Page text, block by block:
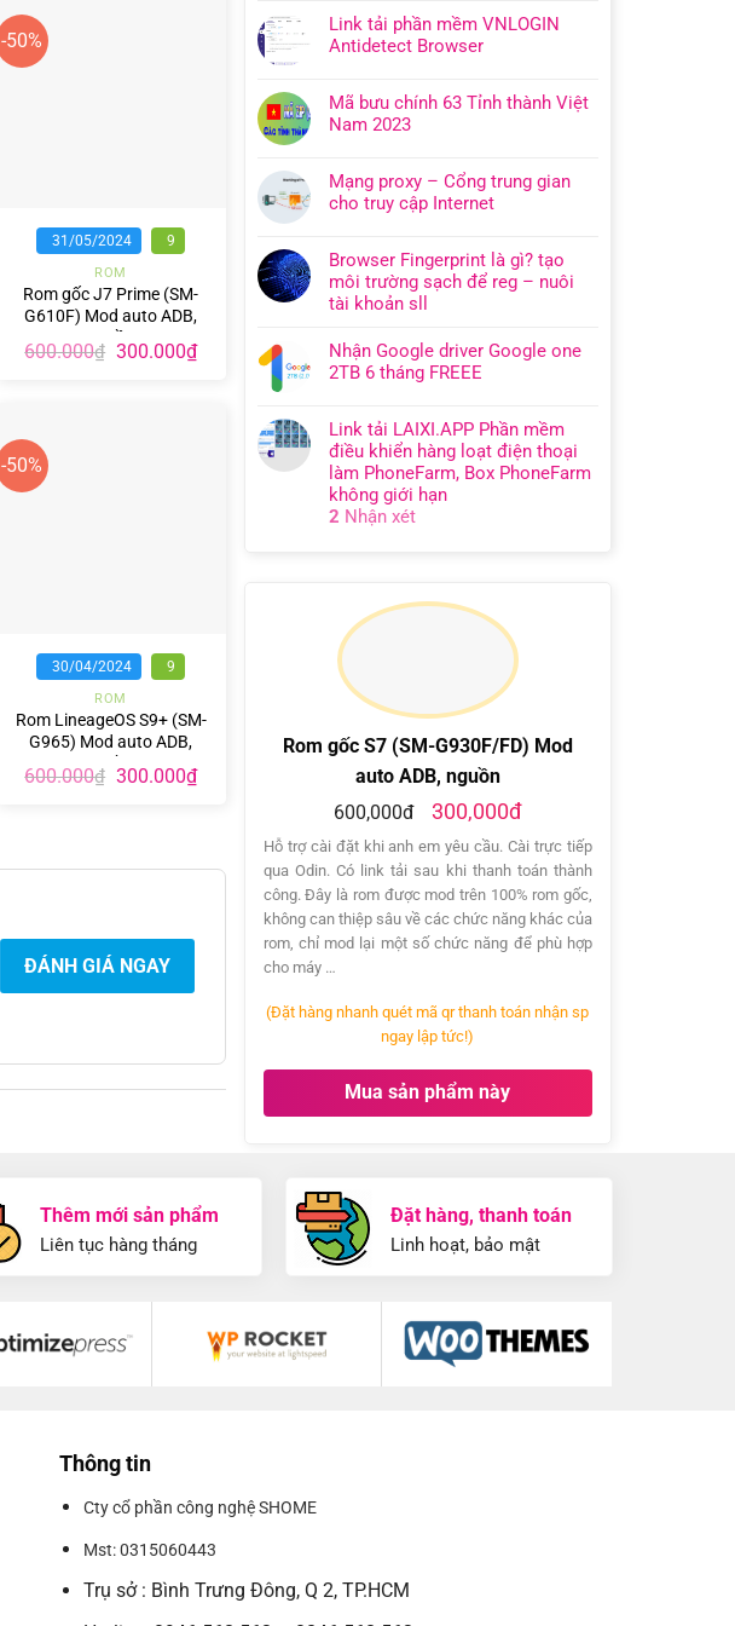
-50%
31/05/2024 9
ROM
Rom gốc J7 Prime (SM-
G610F) Mod auto ADB,
nguồn
600.000₫ Giá
300.000₫Giá
hiện
300.000₫.
-50%
30/04/2024 9
ROM
Rom LineageOS S9+ (SM-
G965) Mod auto ADB,
nguồn
600.000₫ Giá
300.000₫Giá
300.000₫.
ĐÁNH GIÁ NGAY
Link tải phần mềm VNLOGIN
Antidetect Browser
Mã bưu chính 63 Tỉnh thành Việt
Nam 2023
Mạng proxy – Cổng trung gian
cho truy cập Internet
Browser Fingerprint là gì? tạo
môi trường sạch để reg – nuôi
tài khoản sll
Nhận Google driver Google one
2TB 6 tháng FREEE
Link tải LAIXI.APP Phần mềm
điều khiển hàng loạt điện thoại
làm PhoneFarm, Box PhoneFarm
không giới hạn
2 Nhận xét
Rom gốc S7 (SM-G930F/FD) Mod
auto ADB, nguồn
600,000đ
300,000đ
Hỗ trợ cài đặt khi anh em yêu cầu. Cài trực tiếp
qua Odin. Có link tải sau khi thanh toán thành
công. Đây là rom được mod trên 100% rom gốc,
không can thiệp sâu về các chức năng khác của
rom, chỉ mod lại một số chức năng để phù hợp
cho máy …
(Đặt hàng nhanh quét mã qr thanh toán nhận sp
ngay lập tức!)
Mua sản phẩm này
Thêm mới sản phẩm
Liên tục hàng tháng
Đặt hàng, thanh toán
Linh hoạt, bảo mật
Thông tin
Cty cổ phần công nghệ SHOME
Mst: 0315060443
Trụ sở : Bình Trưng Đông, Q 2, TP.HCM